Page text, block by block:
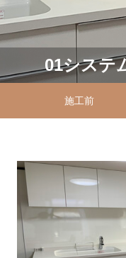
浴室
01システ
施工前